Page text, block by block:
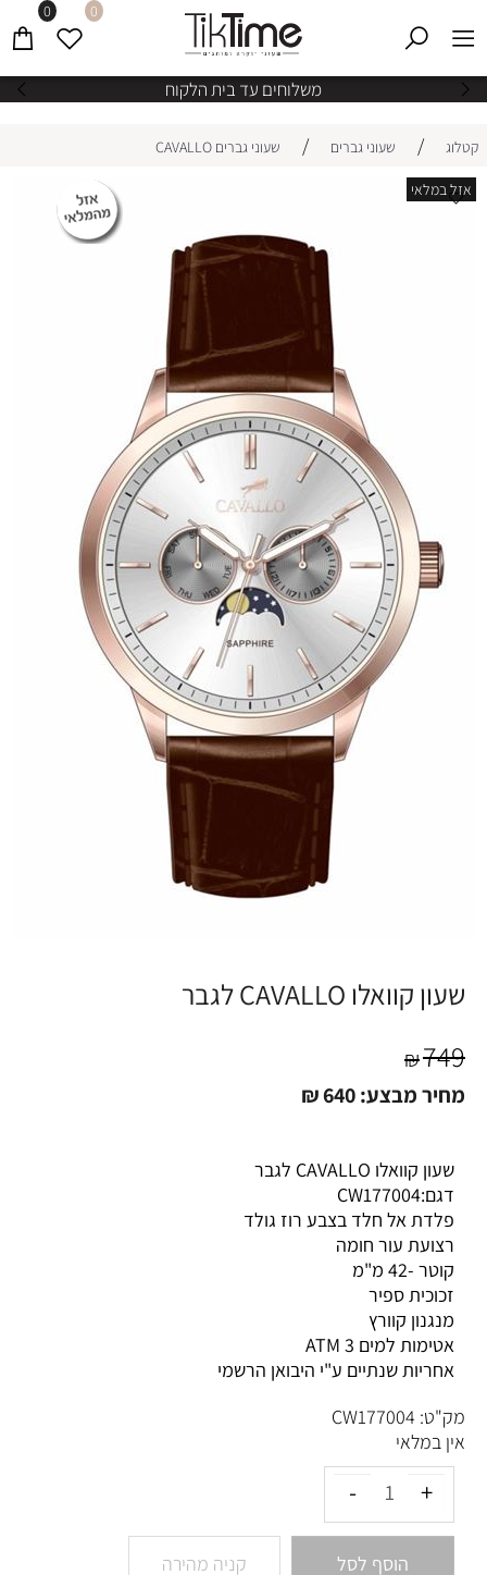
משלוחים עד בית הלקוח
0 0
קטלוג / שעוני גברים / שעוני גברים CAVALLO
אזל במלאי
שעון קוואלו CAVALLO לגבר
₪749
מחיר מבצע: ₪640
שעון קוואלו CAVALLO לגבר
דגם:CW177004
פלדת אל חלד בצבע רוז גולד
רצועת עור חומה
קוטר -42 מ"מ
זכוכית ספיר
מנגנון קוורץ
אטימות למים 3 ATM
אחריות שנתיים ע"י היבואן הרשמי
מק"ט: CW177004
אין במלאי
הוסף לסל קניה מהירה